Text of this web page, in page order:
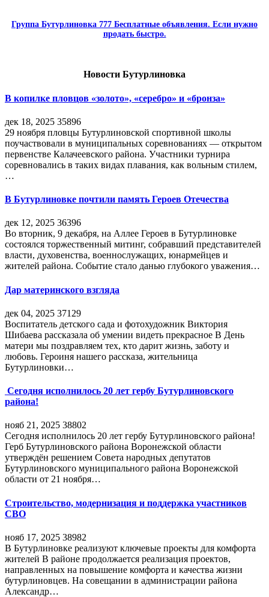
Группа Бутурлиновка 777 Бесплатные объявления. Если нужно
продать быстро.
Новости Бутурлиновка
В копилке пловцов «золото», «серебро» и «бронза»
дек 18, 2025 35896
29 ноября пловцы Бутурлиновской спортивной школы
поучаствовали в муниципальных соревнованиях — открытом
первенстве Калачеевского района. Участники турнира
соревновались в таких видах плавания, как вольным стилем,
…
В Бутурлиновке почтили память Героев Отечества
дек 12, 2025 36396
Во вторник, 9 декабря, на Аллее Героев в Бутурлиновке
состоялся торжественный митинг, собравший представителей
власти, духовенства, военнослужащих, юнармейцев и
жителей района. Событие стало данью глубокого уважения…
Дар материнского взгляда
дек 04, 2025 37129
Воспитатель детского сада и фотохудожник Виктория
Шибаева рассказала об умении видеть прекрасное В День
матери мы поздравляем тех, кто дарит жизнь, заботу и
любовь. Героиня нашего рассказа, жительница
Бутурлиновки…
Сегодня исполнилось 20 лет гербу Бутурлиновского
района!
нояб 21, 2025 38802
Сегодня исполнилось 20 лет гербу Бутурлиновского района!
Герб Бутурлиновского района Воронежской области
утверждён решением Совета народных депутатов
Бутурлиновского муниципального района Воронежской
области от 21 ноября…
Строительство, модернизация и поддержка участников
СВО
нояб 17, 2025 38982
В Бутурлиновке реализуют ключевые проекты для комфорта
жителей В районе продолжается реализация проектов,
направленных на повышение комфорта и качества жизни
бутурлиновцев. На совещании в администрации района
Александр…